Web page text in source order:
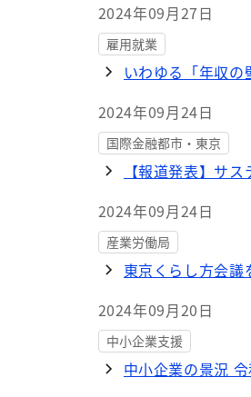
2024年09月27日
雇用就業
いわゆる「年収
2024年09月24日
国際金融都市・東京
【報道発表】サ
2024年09月24日
産業労働局
東京くらし方会議
2024年09月20日
中小企業支援
中小企業の景況